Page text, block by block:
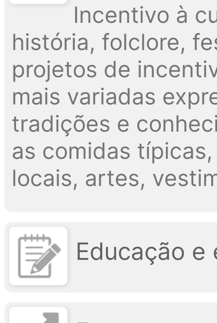
Incentivo à
história, folclore,
projetos de
mais variadas
tradições e
as comidas
locais, artes,
Educação